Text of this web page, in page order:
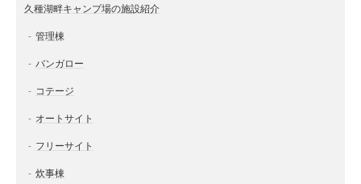
久種湖畔キャンプ場の施設紹介
管理棟
バンガロー
コテージ
オートサイト
フリーサイト
炊事棟